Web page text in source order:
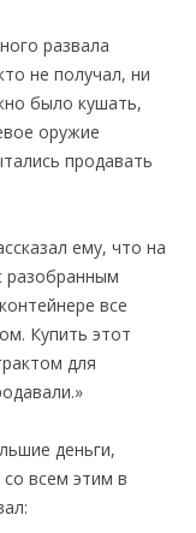
развала
не получал, ни
было кушать,
оружие
продавать
ему, что на
разобранным
все
Купить этот
для
деньги,
всем этим в